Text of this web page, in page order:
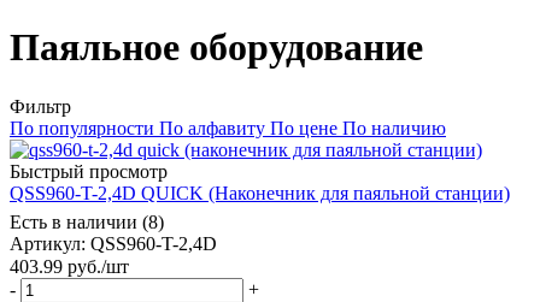
Паяльное оборудование
Фильтр
По популярности По алфавиту По цене По наличию
Быстрый просмотр
QSS960-T-2,4D QUICK (Наконечник для паяльной станции)
Есть в наличии (8)
Артикул: QSS960-T-2,4D
403.99 руб./шт
-
+